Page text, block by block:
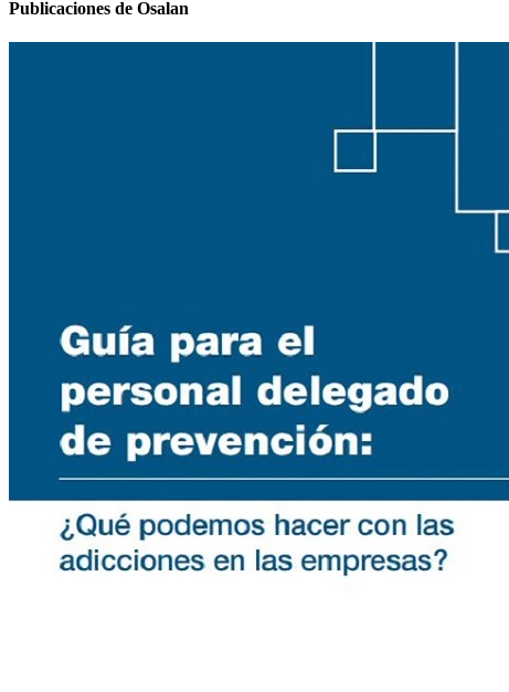
Publicaciones de Osalan